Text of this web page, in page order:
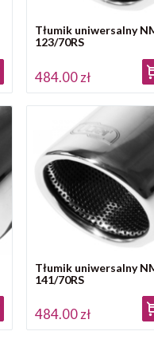
Tłumik uniwersalny
123/70RS
484.00 zł
Tłumik uniwersalny
141/70RS
484.00 zł